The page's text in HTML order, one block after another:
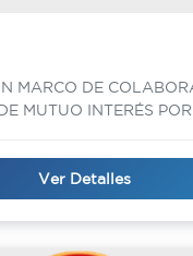
MARCO DE
MUTUO INTERÉS
Ver Detalles